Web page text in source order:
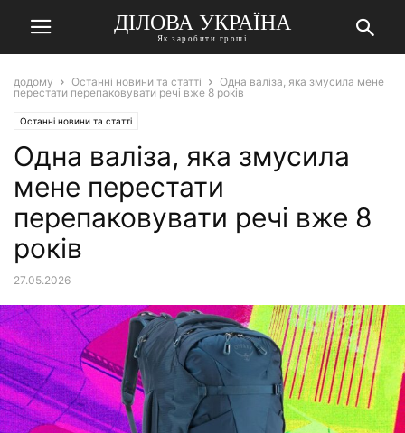
ДІЛОВА УКРАЇНА
Як заробити гроші
додому Останні новини та статті
Одна валіза, яка змусила мене
перестати перепаковувати речі вже 8 років
Останні новини та статті
Одна валіза, яка змусила
мене перестати
перепаковувати речі вже 8
років
27.05.2026